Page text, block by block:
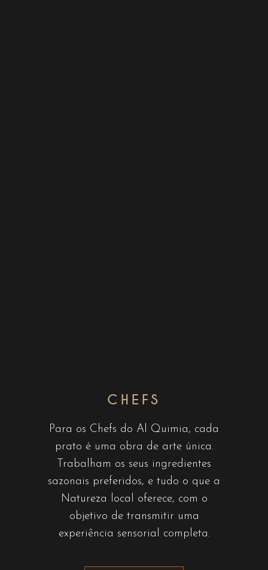
CHEFS
Para os Chefs do Al Quimia, cada
prato é uma obra de arte única.
Trabalham os seus ingredientes
sazonais preferidos, e tudo o que a
Natureza local oferece, com o
objetivo de transmitir uma
experiência sensorial completa.